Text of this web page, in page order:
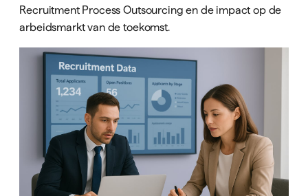
Recruitment Process Outsourcing en de impact op de
arbeidsmarkt van de toekomst.